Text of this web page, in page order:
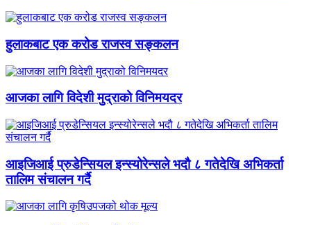
हुलाकबाट एक करोड राजस्व सङ्कलन
आजका लागि विदेशी मुद्राको विनिमयदर
आइजिआई प्रुडेन्सियल इन्स्योरेन्सले भदौ ८ गतेदेखि अभिकर्ता
तालिम संचालन गर्दै